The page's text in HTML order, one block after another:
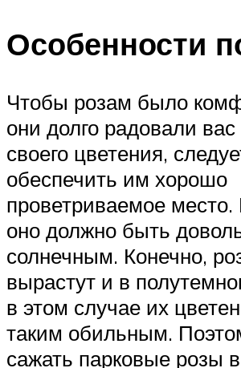
Особенности
Чтобы розам было
они долго радовали
своего цветения,
обеспечить им хорошо
проветриваемое
оно должно быть
солнечным. Конечно,
вырастут и в
в этом случае их
таким обильным.
сажать парковые розы